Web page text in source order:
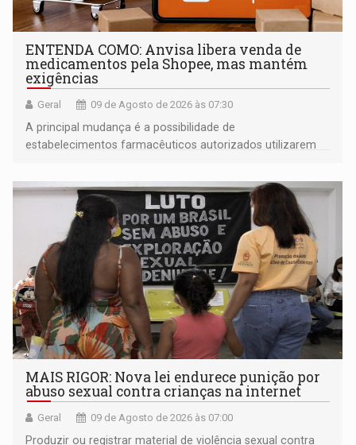
ENTENDA COMO: Anvisa libera venda de
medicamentos pela Shopee, mas mantém
exigências
Geral 09 de Agosto de 2026 às 07:30
A principal mudança é a possibilidade de
estabelecimentos farmacêuticos autorizados utilizarem
MAIS RIGOR: Nova lei endurece punição por
abuso sexual contra crianças na internet
Geral 09 de Agosto de 2026 às 07:00
Produzir ou registrar material de violência sexual contra